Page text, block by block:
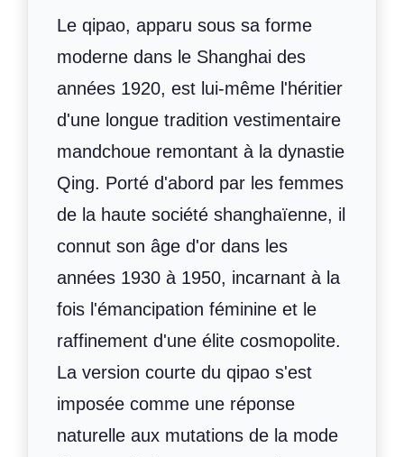
Le qipao, apparu sous sa forme
moderne dans le Shanghai des
années 1920, est lui-même l'héritier
d'une longue tradition vestimentaire
mandchoue remontant à la dynastie
Qing. Porté d'abord par les femmes
de la haute société shanghaïenne, il
connut son âge d'or dans les
années 1930 à 1950, incarnant à la
fois l'émancipation féminine et le
raffinement d'une élite cosmopolite.
La version courte du qipao s'est
imposée comme une réponse
naturelle aux mutations de la mode